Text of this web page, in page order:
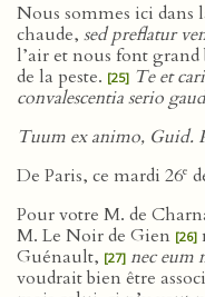
Nous sommes ici dans
chaude, sed preflatur
l’air et nous font
de la peste. [25] Te et
convalescentia serio
Tuum ex animo, Guid.
De Paris, ce mardi 26e
Pour votre M. de
M. Le Noir de Gien [26]
Guénault, [27] nec eum
voudrait bien être